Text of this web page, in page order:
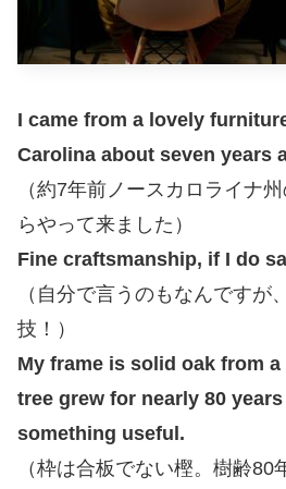
I came from a lovely
Carolina about seven years
（約7年前ノースカロライナ
らやって来ました）
Fine craftsmanship, if I do
（自分で言うのもなんですが
技！）
My frame is solid oak from
tree grew for nearly 80
something useful.
（枠は合板でない樫。樹齢